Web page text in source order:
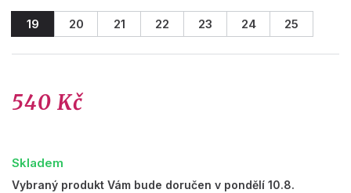
19 20 21 22 23 24 25
540 Kč
Skladem
Vybraný produkt Vám bude doručen v pondělí 10.8.